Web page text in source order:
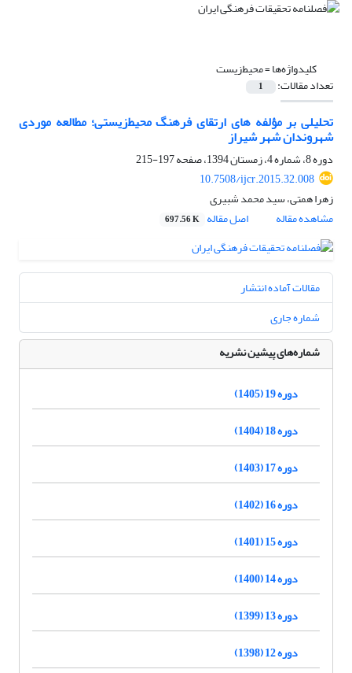
کلیدواژه‌ها =محیط‌زیست
تعداد مقالات: 1
تحلیلی بر مؤلفه های ارتقای فرهنگ محیط‌زیستی؛ مطالعه موردی
شهروندان شهر شیراز
دوره 8، شماره 4، زمستان 1394، صفحه
197-215
10.7508/ijcr.2015.32.008
زهرا همتی، سید محمد شبیری
مشاهده مقاله
اصل مقاله 697.56 K
مقالات آماده انتشار
شماره جاری
شماره‌های پیشین نشریه
دوره 19 (1405)
دوره 18 (1404)
دوره 17 (1403)
دوره 16 (1402)
دوره 15 (1401)
دوره 14 (1400)
دوره 13 (1399)
دوره 12 (1398)